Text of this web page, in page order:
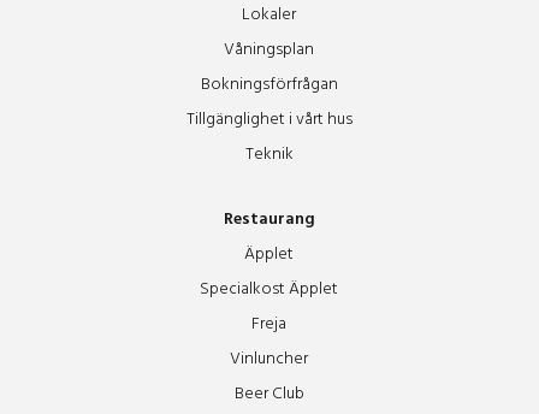
Lokaler
Våningsplan
Bokningsförfrågan
Tillgänglighet i vårt hus
Teknik
Restaurang
Äpplet
Specialkost Äpplet
Freja
Vinluncher
Beer Club